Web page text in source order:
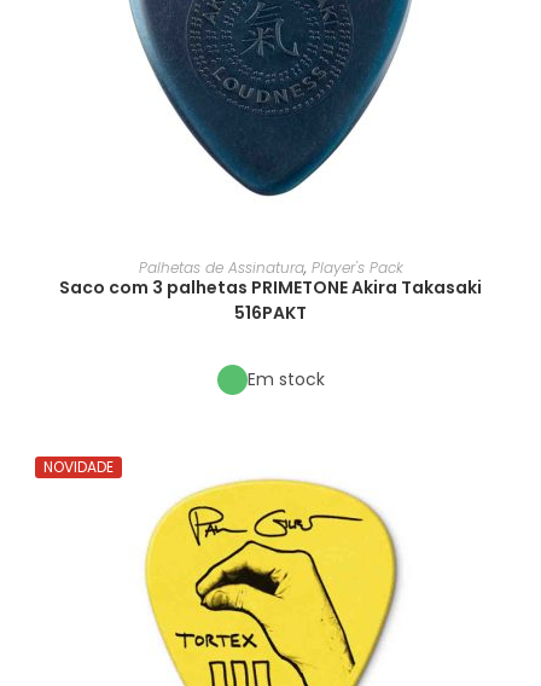
Palhetas de Assinatura, Player's Pack
Saco com 3 palhetas PRIMETONE Akira Takasaki
516PAKT
Em stock
NOVIDADE